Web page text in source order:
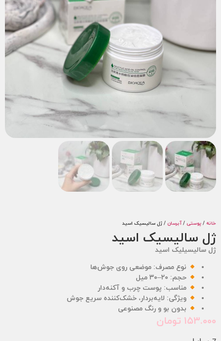
پوستی /آبرسان/ ژل سالیسیک اسید
سالیسیک اسید
اسید
نوع مصرف: موضعی روی جوش‌ها
حجم: ۲۰–۳۰ میل
مناسب: پوست چرب و آکنه‌دار
ویژگی: لایه‌بردار، خشک‌کننده سریع جوش
بدون بو و رنگ مصنوعی
تومان